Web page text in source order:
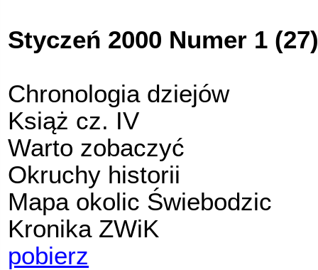
Styczeń 2000 Numer 1 (27)
Chronologia dziejów
Książ cz. IV
Warto zobaczyć
Okruchy historii
Mapa okolic Świebodzic
Kronika ZWiK
pobierz